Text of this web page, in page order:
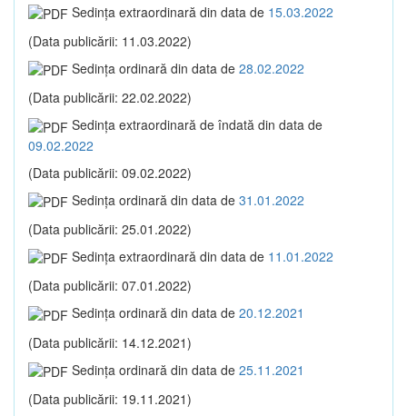
Sedinţa extraordinară din data de 15.03.2022
(Data publicării: 11.03.2022)
Sedinţa ordinară din data de 28.02.2022
(Data publicării: 22.02.2022)
Sedinţa extraordinară de îndată din data de
09.02.2022
(Data publicării: 09.02.2022)
Sedinţa ordinară din data de 31.01.2022
(Data publicării: 25.01.2022)
Sedinţa extraordinară din data de 11.01.2022
(Data publicării: 07.01.2022)
Sedinţa ordinară din data de 20.12.2021
(Data publicării: 14.12.2021)
Sedinţa ordinară din data de 25.11.2021
(Data publicării: 19.11.2021)